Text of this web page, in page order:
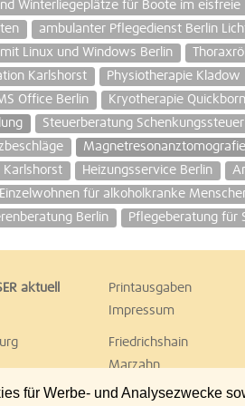
für Werbe- und Analysezwecke
Winterliegeplätze für Boote im eisfreie
ambulanter Pflegedienst Berlin
Linux und Windows Berlin
Karlshorst
Physiotherapie Kladow
Office Berlin
Kryotherapie
Steuerberatung
Magnetresonanztomografie
Karlshorst
Heizungsservice Berlin
für alkoholkranke
Berlin
Pflegeberatung für
aktuell Printausgaben
Impressum
Friedrichshain
Marzahn
Schöneberg